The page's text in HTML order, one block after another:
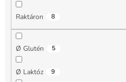
Raktáron 8
Ø Glutén 5
Ø Laktóz 9